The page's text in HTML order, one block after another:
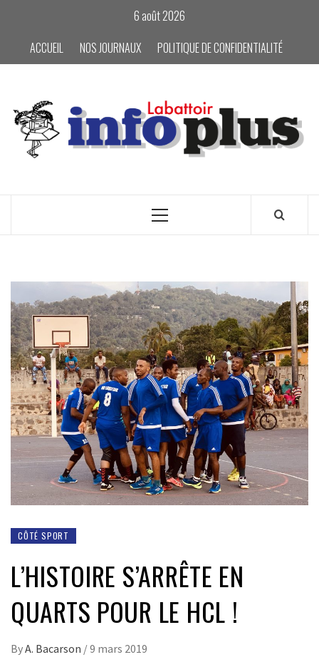
content
6 août 2026
ACCUEIL
NOS JOURNAUX POLITIQUE DE CONFIDENTIALITÉ
Primary
CÔTÉ SPORT
L’HISTOIRE S’ARRÊTE EN
QUARTS POUR LE HCL !
ByA. Bacarson /9 mars 2019